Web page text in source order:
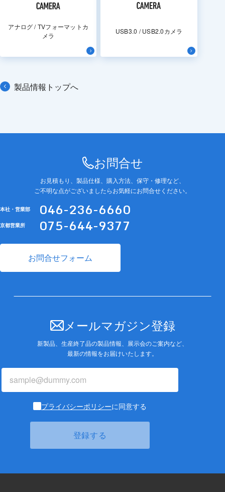
アナログ / TVフォーマットカ
メラ
USB3.0 / USB2.0カメラ
製品情報トップへ
お問合せ
お見積もり、製品仕様、購入方法、保守・修理など、
ご不明な点がございましたらお気軽にお問合せください。
本社・営業部 046-236-6660
京都営業所 075-644-9377
お問合せフォーム
メールマガジン登録
新製品、生産終了品の製品情報、展示会のご案内など、
最新の情報をお届けいたします。
プライバシーポリシーに同意する